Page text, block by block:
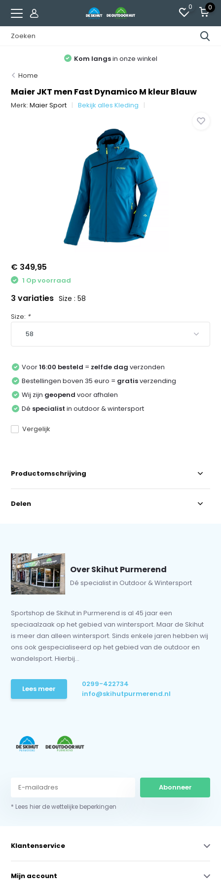
0 0
Kom langsin onze winkel
Home
Maier JKT men Fast Dynamico M kleur Blauw
Merk:Maier Sport Bekijk alles Kleding
€ 349,95
1 Op voorraad
3 variaties Size : 58
Size: *
Voor16:00 besteld = zelfde dag verzonden
Bestellingen boven 35 euro = gratisverzending
Wij zijn geopend voor afhalen
Dé specialist in outdoor & wintersport
Vergelijk
Productomschrijving
Delen
Over Skihut Purmerend
Dé specialist in Outdoor & Wintersport
Sportshop de Skihut in Purmerend is al 45 jaar een
speciaalzaak op het gebied van wintersport. Maar de Skihut
is meer dan alleen wintersport. Sinds enkele jaren hebben wij
ons ook gespecialiseerd op het gebied van de outdoor en
wandelsport. Hierbij...
Lees meer
0299-422734
info@skihutpurmerend.nl
Abonneer
* Lees hier de wettelijke beperkingen
Klantenservice
Mijn account